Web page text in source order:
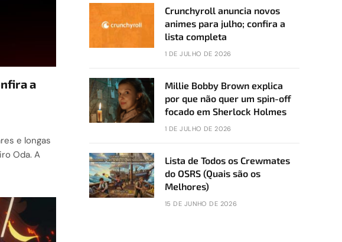
a
e longas
Oda. A
Crunchyroll anuncia novos
animes para julho; confira a
lista completa
1 DE JULHO DE 2026
Millie Bobby Brown explica
por que não quer um spin-off
focado em Sherlock Holmes
1 DE JULHO DE 2026
Lista de Todos os Crewmates
do OSRS (Quais são os
Melhores)
15 DE JUNHO DE 2026